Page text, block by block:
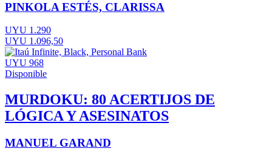
PINKOLA ESTÉS, CLARISSA
UYU 1.290
UYU 1.096,50
UYU 968
Disponible
MURDOKU: 80 ACERTIJOS DE
LÓGICA Y ASESINATOS
MANUEL GARAND